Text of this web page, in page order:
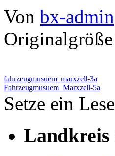
Von bx-admin
fahrzeugmusuem_marxzell-3a
Fahrzeugmusuem_Marxzell-5a
Setze ein
Landkreis